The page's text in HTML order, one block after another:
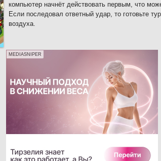
компьютер начнёт действовать первым, что
Если последовал ответный удар, то готовьте
воздуха.
MEDIASNIPER